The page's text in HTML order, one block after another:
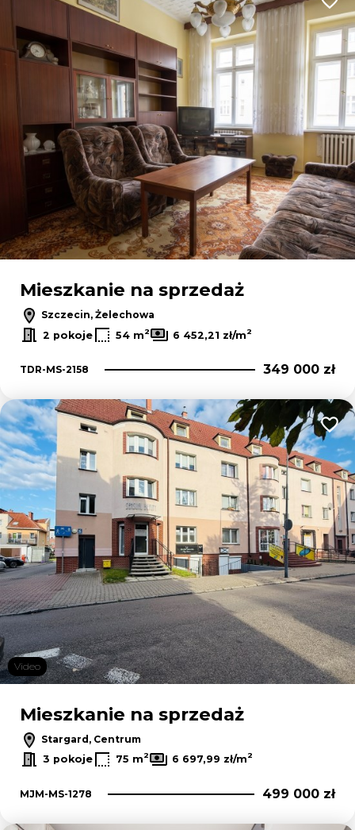
Mieszkanie na sprzedaż
Szczecin, Żelechowa
2 pokoje
54 m2 6 452,21 zł/m2
TDR-MS-2158 349 000 zł
Video
Mieszkanie na sprzedaż
Stargard, Centrum
3 pokoje
75 m2 6 697,99 zł/m2
MJM-MS-1278 499 000 zł